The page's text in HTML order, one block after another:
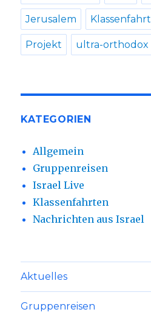
Jerusalem Klassenfahrt
Projekt ultra-orthodox
KATEGORIEN
Allgemein
Gruppenreisen
Israel Live
Klassenfahrten
Nachrichten aus Israel
Aktuelles
Gruppenreisen